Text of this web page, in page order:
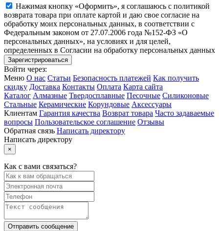
Нажимая кнопку «Оформить», я соглашаюсь с политикой
возврата товара при оплате картой и даю свое согласие на
обработку моих персональных данных, в соответствии с
Федеральным законом от 27.07.2006 года №152-ФЗ «О
персональных данных», на условиях и для целей,
определенных в Согласии на обработку персональных данных
Войти через:
Меню О нас Статьи Безопасность платежей Как получить
скидку Доставка Контакты Оплата Карта сайта
Каталог Алмазные Твердосплавные Песочные Силиконовые
Стальные Керамические Корундовые Аксессуары
Клиентам Гарантия качества Возврат товара Часто задаваемые
вопросы Пользовательское соглашение Отзывы
Обратная связь Написать директору
Написать директору
×
Как с вами связаться?
Отправить сообщение